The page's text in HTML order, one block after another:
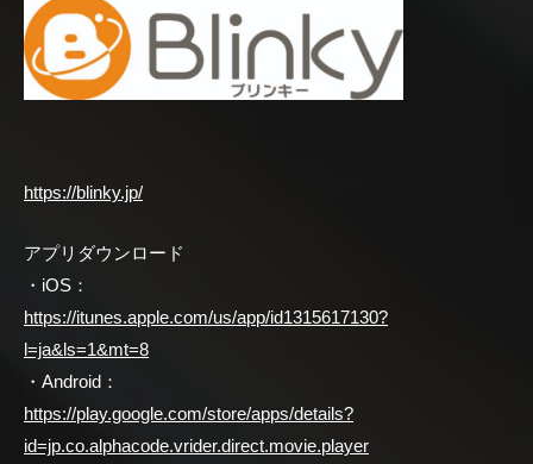
https://blinky.jp/
アプリダウンロード
・iOS：
https://itunes.apple.com/us/app/id1315617130?
l=ja&ls=1&mt=8
・Android：
https://play.google.com/store/apps/details?
id=jp.co.alphacode.vrider.direct.movie.player